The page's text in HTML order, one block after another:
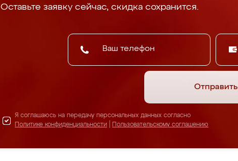
Оставьте заявку сейчас, скидка сохранится.
Отправить
Я соглашаюсь на передачу персональных данных согласно
Политике конфиденциальности
Пользовательскому соглашению